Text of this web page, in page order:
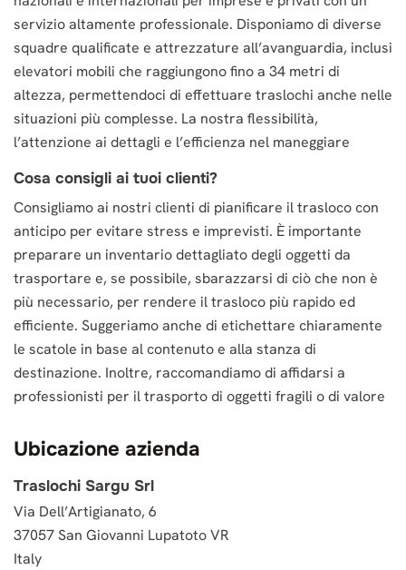
servizio altamente professionale. Disponiamo di diverse
squadre qualificate e attrezzature all’avanguardia, inclusi
elevatori mobili che raggiungono fino a 34 metri di
altezza, permettendoci di effettuare traslochi anche nelle
situazioni più complesse. La nostra flessibilità,
l’attenzione ai dettagli e l’efficienza nel maneggiare
Cosa consigli ai tuoi clienti?
Consigliamo ai nostri clienti di pianificare il trasloco con
anticipo per evitare stress e imprevisti. È importante
preparare un inventario dettagliato degli oggetti da
trasportare e, se possibile, sbarazzarsi di ciò che non è
più necessario, per rendere il trasloco più rapido ed
efficiente. Suggeriamo anche di etichettare chiaramente
le scatole in base al contenuto e alla stanza di
destinazione. Inoltre, raccomandiamo di affidarsi a
professionisti per il trasporto di oggetti fragili o di valore
Ubicazione azienda
Traslochi Sargu Srl
Via Dell’Artigianato, 6
37057 San Giovanni Lupatoto VR
Italy